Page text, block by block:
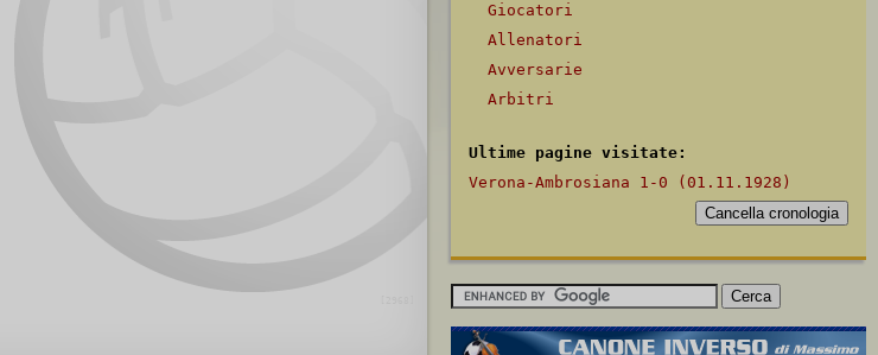
Giocatori
Allenatori
Avversarie
Arbitri
Ultime pagine visitate:
Verona-Ambrosiana 1-0 (01.11.1928)